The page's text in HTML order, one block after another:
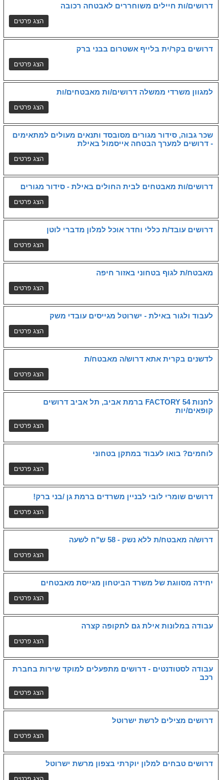
דרושים/ות חיילים משוחררים לאבטחה רכובה
דרושים בקר/ית בלייף אשטרום בבני ברק
למגוון משרדי ממשלה דרושים/ות מאבטחים/ות
שכר גבוה, סידור מגורים מסובסד ותנאים מעולים למתאימים
- דרושים למערך הבטחה אייסמול באילת
דרושים/ות מאבטחים לבית החולים באילת - סידור מגורים
דרושים עובד/ת כללי וחדר אוכל למלון מדברי לוטן
מאבטח/ת לגוף בטחוני באזור חיפה
לעבוד ולגור באילת - ישרוטל מגייסים עובדי משק
לדשנים בקרית אתא דרוש/ה מאבטח/ת
לחנות FACTORY 54 ברמת אביב, תל אביב דרושים
קופאים/יות
לוחמים? בואו לעבוד במתקן בטחוני
דרושים שומרי לובי לבניין משרדים ברמת גן /בני ברק!
דרוש/ה מאבטח/ת ללא נשק - 58 ש"ח לשעה
יחידה מסווגת של משרד הביטחון מגייסת מאבטחים
עבודה במלונות אילת גם לתקופה קצרה
עבודה לסטודנטים - דרושים מתפעלים למוקד שירות בחברת
רכב
דרושים מצילים לרשת ישרוטל
דרושים טבחים למלון יוקרתי בצפון מרשת ישרוטל